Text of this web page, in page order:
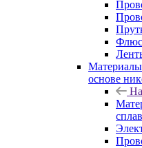
Флюс
Материалы
основе